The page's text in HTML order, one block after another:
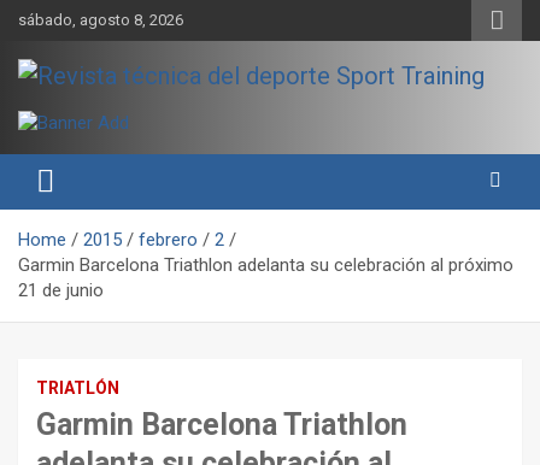
Skip
content
sábado, agosto 8, 2026
Revista técnica del deporte
Sport Training
rendimiento, nutrición y entrenamiento.
Home 2015 febrero
2
Garmin Barcelona Triathlon adelanta su celebración al próximo
21 de junio
TRIATLÓN
Garmin Barcelona Triathlon